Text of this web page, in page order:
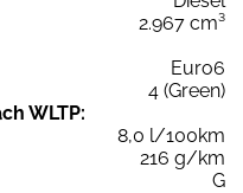
2.967 cm³
Euro6
4 (Green)
WLTP:
8,0 l/100km
216 g/km
G